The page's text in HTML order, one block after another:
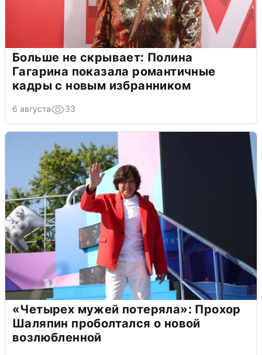
Больше не скрывает: Полина
Гагарина показала романтичные
кадры с новым избранником
6 августа 33
«Четырех мужей потеряла»: Прохор
Шаляпин проболтался о новой
возлюбленной